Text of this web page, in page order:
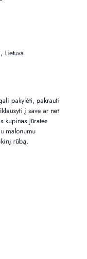
Lietuva
pakylėti, pakrauti
į save ar net
kupinas Jūratės
malonumu
rūbą.